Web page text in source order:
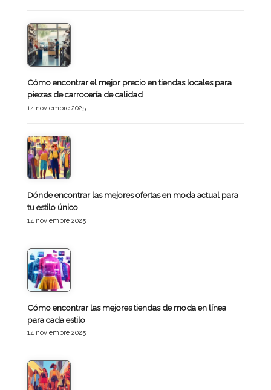
Cómo encontrar el mejor precio en tiendas locales para
piezas de carrocería de calidad
14 noviembre 2025
Dónde encontrar las mejores ofertas en moda actual para
tu estilo único
14 noviembre 2025
Cómo encontrar las mejores tiendas de moda en línea
para cada estilo
14 noviembre 2025